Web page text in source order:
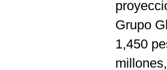
Grupo
1,450